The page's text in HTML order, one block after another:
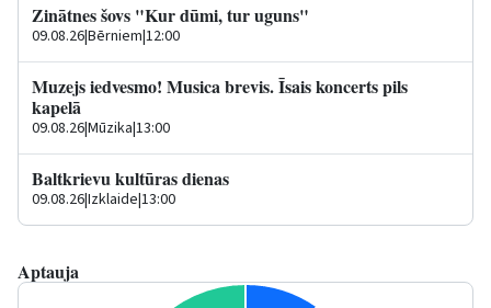
Zinātnes šovs "Kur dūmi, tur uguns"
09.08.26|Bērniem|12:00
Muzejs iedvesmo! Musica brevis. Īsais koncerts pils
kapelā
09.08.26|Mūzika|13:00
Baltkrievu kultūras dienas
09.08.26|Izklaide|13:00
Aptauja